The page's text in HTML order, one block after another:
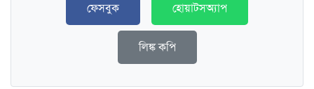
ফেসবুক হোয়াটসঅ্যাপ
লিঙ্ক কপি